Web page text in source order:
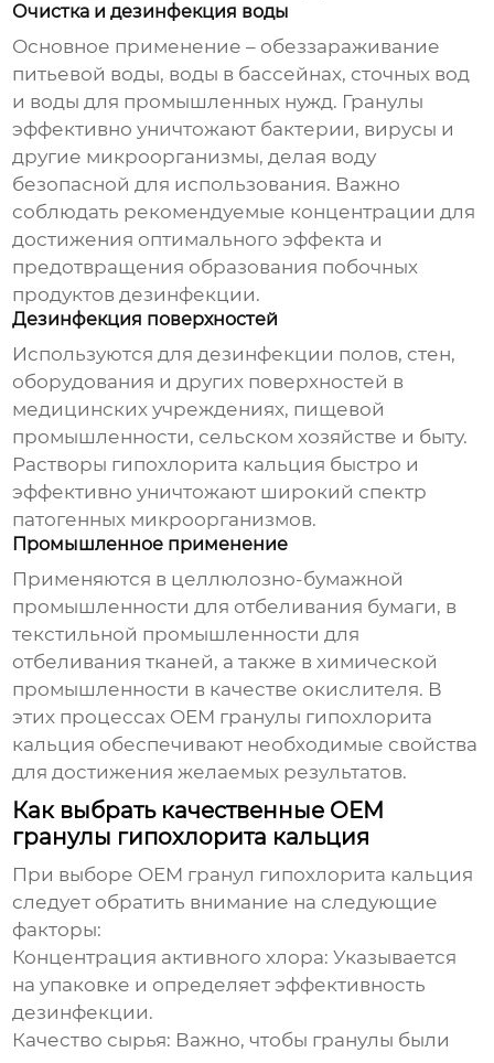
Очистка и дезинфекция воды
Основное применение – обеззараживание
питьевой воды, воды в бассейнах, сточных вод
и воды для промышленных нужд. Гранулы
эффективно уничтожают бактерии, вирусы и
другие микроорганизмы, делая воду
безопасной для использования. Важно
соблюдать рекомендуемые концентрации для
достижения оптимального эффекта и
предотвращения образования побочных
продуктов дезинфекции.
Дезинфекция поверхностей
Используются для дезинфекции полов, стен,
оборудования и других поверхностей в
медицинских учреждениях, пищевой
промышленности, сельском хозяйстве и быту.
Растворы гипохлорита кальция быстро и
эффективно уничтожают широкий спектр
патогенных микроорганизмов.
Промышленное применение
Применяются в целлюлозно-бумажной
промышленности для отбеливания бумаги, в
текстильной промышленности для
отбеливания тканей, а также в химической
промышленности в качестве окислителя. В
этих процессах OEM гранулы гипохлорита
кальция обеспечивают необходимые свойства
для достижения желаемых результатов.
Как выбрать качественные OEM
гранулы гипохлорита кальция
При выборе OEM гранул гипохлорита кальция
следует обратить внимание на следующие
факторы:
Концентрация активного хлора: Указывается
на упаковке и определяет эффективность
дезинфекции.
Качество сырья: Важно, чтобы гранулы были